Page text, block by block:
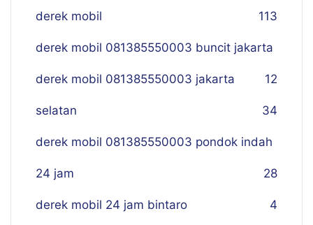
derek mobil 113
derek mobil 081385550003 buncit jakarta
12
derek mobil 081385550003 jakarta
selatan 34
derek mobil 081385550003 pondok indah
24 jam 28
derek mobil 24 jam bintaro 4